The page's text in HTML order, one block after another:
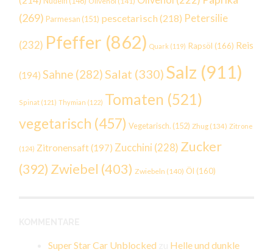
(269) Parmesan (151) pescetarisch (218) Petersilie
(232) Pfeffer (862) Quark (119) Rapsöl (166) Reis
(194) Sahne (282)Salat (330) Salz (911)
Spinat (121) Thymian (122) Tomaten (521)
vegetarisch (457) Vegetarisch. (152) Zhug (134) Zitrone
(124) Zitronensaft(197) Zucchini (228) Zucker
(392) Zwiebel (403) Zwiebeln (140) Öl (160)
Super Star Car Unblocked
Helle und dunkle